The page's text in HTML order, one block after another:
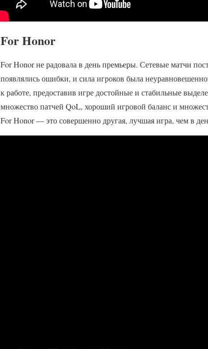
For Honor
For Honor не радовала в день премьеры. Сетевые матчи
появлялись ошибки, и сила игроков была
к работе, предоставив игре достойные и стабильные
множество патчей QoL, хороший игровой баланс и
For Honor — это совершенно другая, лучшая игра, чем в